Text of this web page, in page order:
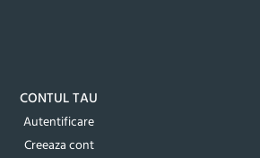
CONTUL TAU
Autentificare
Creeaza cont